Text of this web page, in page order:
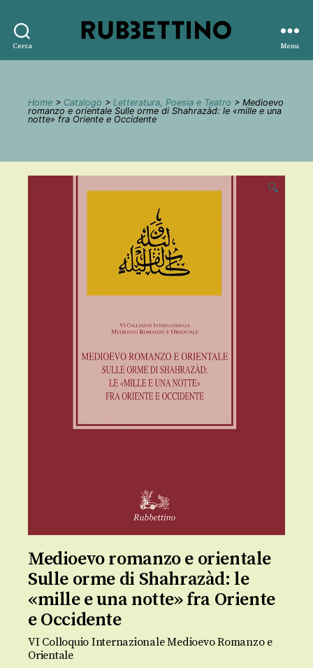
Cerca
editore
Menu
Home > Catalogo > Letteratura, Poesia e Teatro > Medioevo
romanzo e orientale Sulle orme di Shahrazàd: le «mille e una
notte» fra Oriente e Occidente
🔍
Medioevo romanzo e orientale
Sulle orme di Shahrazàd: le
«mille e una notte» fra Oriente
e Occidente
VI Colloquio Internazionale Medioevo Romanzo e
Orientale